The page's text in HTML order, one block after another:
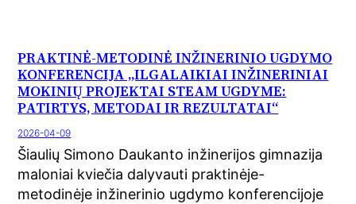
PRAKTINĖ-METODINĖ INŽINERINIO UGDYMO
KONFERENCIJA „ILGALAIKIAI INŽINERINIAI
MOKINIŲ PROJEKTAI STEAM UGDYME:
PATIRTYS, METODAI IR REZULTATAI“
2026-04-09
Šiaulių Simono Daukanto inžinerijos gimnazija
maloniai kviečia dalyvauti praktinėje-
metodinėje inžinerinio ugdymo konferencijoje